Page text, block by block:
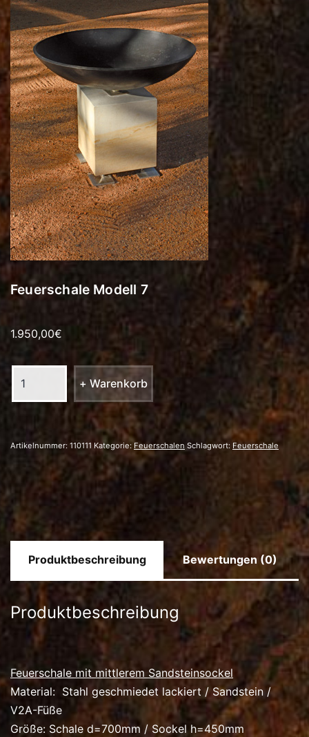
Feuerschale Modell 7
1.950,00€
Feuerschale
+ Warenkorb
Artikelnummer: 110111 Kategorie: Feuerschalen Schlagwort: Feuerschale
Produktbeschreibung Bewertungen (0)
Produktbeschreibung
Feuerschale mit mittlerem Sandsteinsockel
Material: Stahl geschmiedet lackiert / Sandstein /
V2A-Füße
Größe: Schale d=700mm / Sockel h=450mm